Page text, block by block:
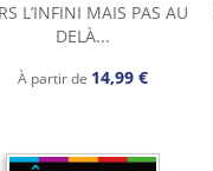
L’INFINI MAIS PAS AU
DELÀ...
À partir de 14,99 €